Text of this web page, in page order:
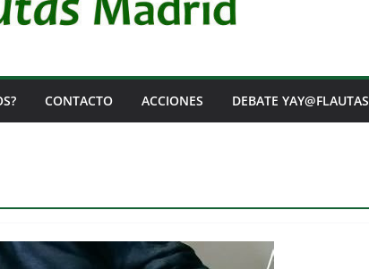
CONTACTO ACCIONES DEBATE YAY@FLAUTAS